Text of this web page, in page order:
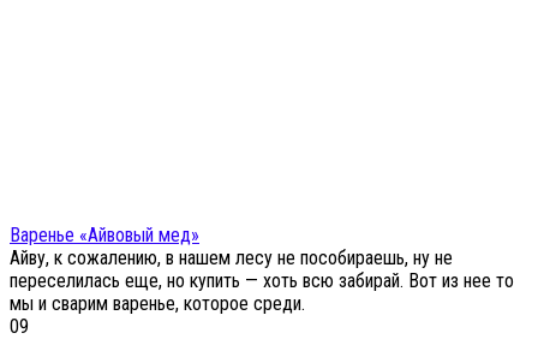
Варенье «Айвовый мед»
Айву, к сожалению, в нашем лесу не пособираешь, ну не
переселилась еще, но купить — хоть всю забирай. Вот из нее то
мы и сварим варенье, которое среди.
09